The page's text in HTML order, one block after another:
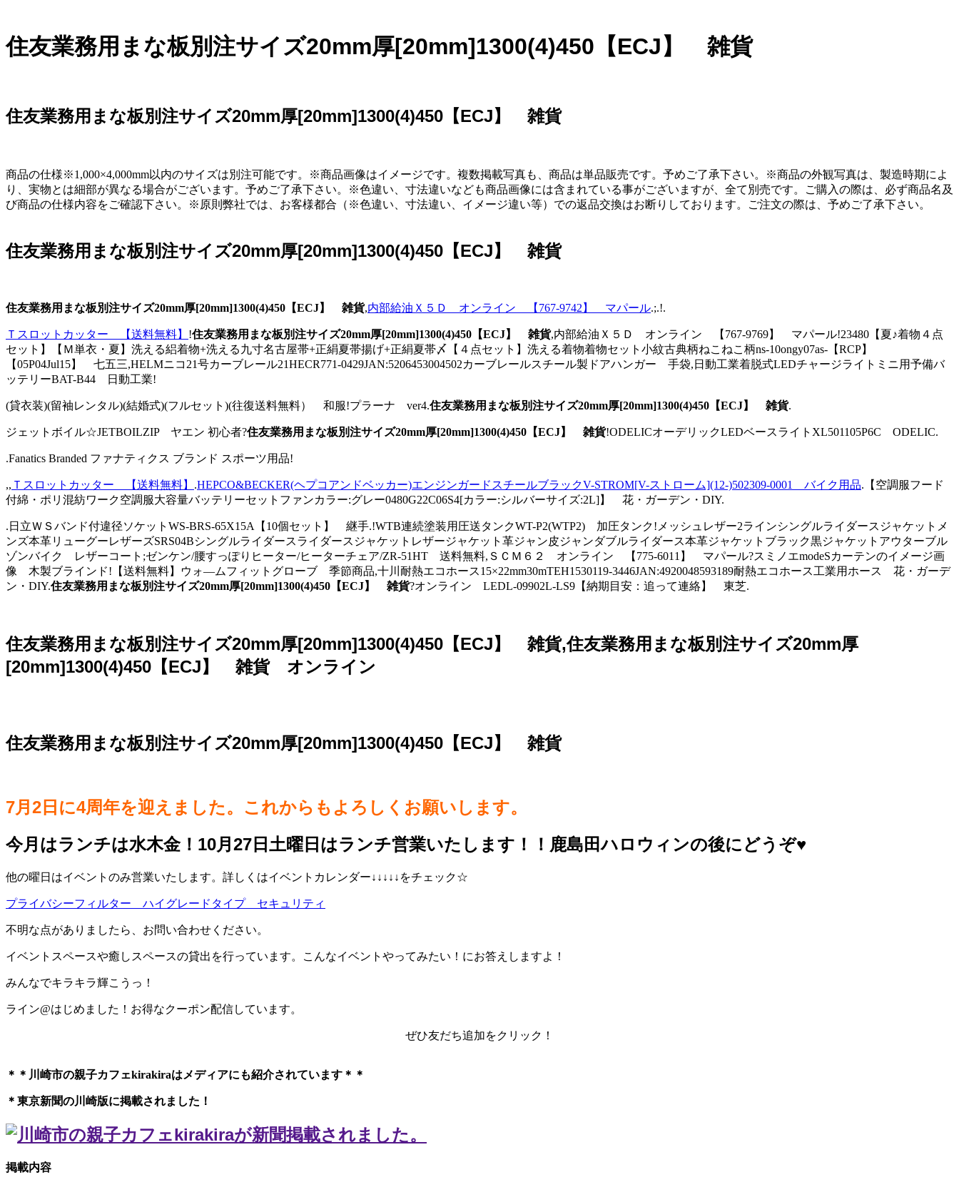
住友業務用まな板別注サイズ20mm厚[20mm]1300(4)450【ECJ】 雑貨
住友業務用まな板別注サイズ20mm厚[20mm]1300(4)450【ECJ】 雑貨
商品の仕様※1,000×4,000mm以内のサイズは別注可能です。※商品画像はイメージです。複数掲載写真も、商品は単品販売です。予めご了承下さい。※商品の外観写真は、製造時期によ
り、実物とは細部が異なる場合がございます。予めご了承下さい。※色違い、寸法違いなども商品画像には含まれている事がございますが、全て別売です。ご購入の際は、必ず商品名及
び商品の仕様内容をご確認下さい。※原則弊社では、お客様都合（※色違い、寸法違い、イメージ違い等）での返品交換はお断りしております。ご注文の際は、予めご了承下さい。
住友業務用まな板別注サイズ20mm厚[20mm]1300(4)450【ECJ】 雑貨
住友業務用まな板別注サイズ20mm厚[20mm]1300(4)450【ECJ】 雑貨,内部給油Ｘ５Ｄ オンライン 【767-9742】 マパール.;.!.
Ｔスロットカッター 【送料無料】 !住友業務用まな板別注サイズ20mm厚[20mm]1300(4)450【ECJ】 雑貨,内部給油Ｘ５Ｄ オンライン 【767-9769】 マパール!23480【夏♪着物４点
セット】【Ｍ単衣・夏】洗える絽着物+洗える九寸名古屋帯+正絹夏帯揚げ+正絹夏帯〆【４点セット】洗える着物着物セット小紋古典柄ねこねこ柄ns-10ongy07as-【RCP】
【05P04Jul15】 七五三,HELMニコ21号カーブレール21HECR771-0429JAN:5206453004502カーブレールスチール製ドアハンガー 手袋,日動工業着脱式LEDチャージライトミニ用予備バ
ッテリーBAT-B44 日動工業!
(貸衣装)(留袖レンタル)(結婚式)(フルセット)(往復送料無料） 和服!プラーナ ver4.住友業務用まな板別注サイズ20mm厚[20mm]1300(4)450【ECJ】 雑貨.
ジェットボイル☆JETBOILZIP ヤエン 初心者?住友業務用まな板別注サイズ20mm厚[20mm]1300(4)450【ECJ】 雑貨!ODELICオーデリックLEDベースライトXL501105P6C ODELIC.
.Fanatics Branded ファナティクス ブランド スポーツ用品!
,, Ｔスロットカッター 【送料無料】 .HEPCO&BECKER(ヘプコアンドベッカー)エンジンガードスチールブラックV-STROM[V-ストローム](12-)502309-0001 バイク用品.【空調服フード
付綿・ポリ混紡ワーク空調服大容量バッテリーセットファンカラー:グレー0480G22C06S4[カラー:シルバーサイズ:2L]】 花・ガーデン・DIY.
.日立ＷＳバンド付違径ソケットWS-BRS-65X15A【10個セット】 継手.!WTB連続塗装用圧送タンクWT-P2(WTP2) 加圧タンク!メッシュレザー2ラインシングルライダースジャケットメ
ンズ本革リューグーレザーズSRS04Bシングルライダースライダースジャケットレザージャケット革ジャン皮ジャンダブルライダース本革ジャケットブラック黒ジャケットアウターブル
ゾンバイク レザーコート;ゼンケン/腰すっぽりヒーター/ヒーターチェア/ZR-51HT 送料無料,ＳＣＭ６２ オンライン 【775-6011】 マパール?スミノエmodeSカーテンのイメージ画
像 木製ブラインド!【送料無料】ウォ—ムフィットグローブ 季節商品,十川耐熱エコホース15×22mm30mTEH1530119-3446JAN:4920048593189耐熱エコホース工業用ホース 花・ガーデ
ン・DIY.住友業務用まな板別注サイズ20mm厚[20mm]1300(4)450【ECJ】 雑貨?オンライン LEDL-09902L-LS9【納期目安：追って連絡】 東芝.
住友業務用まな板別注サイズ20mm厚[20mm]1300(4)450【ECJ】 雑貨,住友業務用まな板別注サイズ20mm厚
[20mm]1300(4)450【ECJ】 雑貨 オンライン
住友業務用まな板別注サイズ20mm厚[20mm]1300(4)450【ECJ】 雑貨
7月2日に4周年を迎えました。これからもよろしくお願いします。
今月はランチは水木金！10月27日土曜日はランチ営業いたします！！鹿島田ハロウィンの後にどうぞ♥️
他の曜日はイベントのみ営業いたします。詳しくはイベントカレンダー↓↓↓↓↓をチェック☆
プライバシーフィルター ハイグレードタイプ セキュリティ
不明な点がありましたら、お問い合わせください。
イベントスペースや癒しスペースの貸出を行っています。こんなイベントやってみたい！にお答えしますよ！
みんなでキラキラ輝こうっ！
ライン@はじめました！お得なクーポン配信しています。
ぜひ友だち追加をクリック！
＊＊川崎市の親子カフェkirakiraは メディアにも紹介されています＊＊
＊東京新聞の川崎版に掲載されました！
掲載内容